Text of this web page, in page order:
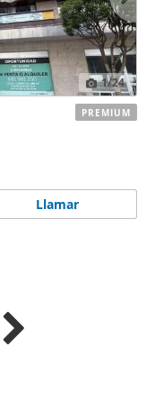
1/24
Llamar
PREMIUM